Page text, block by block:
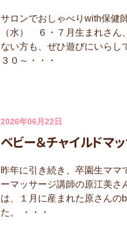
サロンでおしゃべりwith保
（水） ６・７月生まれさん
ない方も、ぜひ遊びにいらし
３０～・・・
2026年06月22日
ベビー＆チャイルドマ
昨年に引き続き、卒園生ママ
ーマッサージ講師の原江美さ
は、１月に産まれた原さんの
た。 ・・・